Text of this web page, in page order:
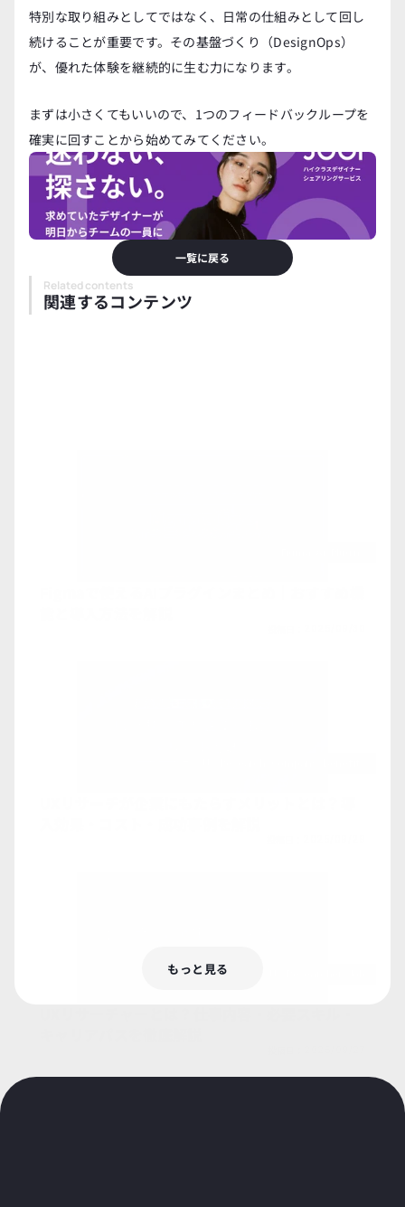
特別な取り組みとしてではなく、日常の仕組みとして回し
続けることが重要です。その基盤づくり（DesignOps）
が、優れた体験を継続的に生む力になります。
まずは小さくてもいいので、1つのフィードバックループを
確実に回すことから始めてみてください。
一覧に戻る
Related contents
関連するコンテンツ
もっと見る